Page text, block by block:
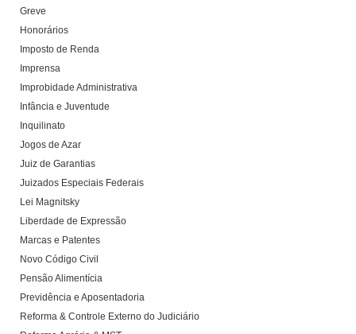
Greve
Honorários
Imposto de Renda
Imprensa
Improbidade Administrativa
Infância e Juventude
Inquilinato
Jogos de Azar
Juiz de Garantias
Juizados Especiais Federais
Lei Magnitsky
Liberdade de Expressão
Marcas e Patentes
Novo Código Civil
Pensão Alimentícia
Previdência e Aposentadoria
Reforma & Controle Externo do Judiciário